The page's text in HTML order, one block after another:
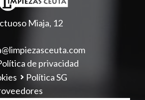
Miaja, 12
de privacidad
Política SG